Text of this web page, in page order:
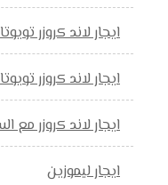
ايجار لاند كروزر تويوتا
ايجار لاند كروزر تويوتا
ايجار لاند كروزر مع
ايجار ليموزين